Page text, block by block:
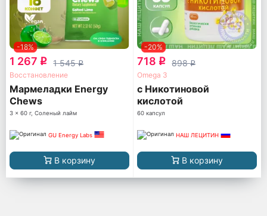
-18%
1 267 q 1 545q
Восстановление
Мармеладки Energy
Chews
3 x 60 г, Соленый лайм
GU Energy Labs
В корзину
-20%
718 q 898q
Omega 3
с Никотиновой
кислотой
60 капсул
НАШ ЛЕЦИТИН
В корзину